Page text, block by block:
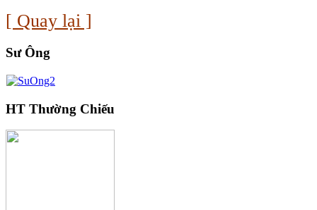
[ Quay lại ]
Sư Ông
HT Thường Chiếu